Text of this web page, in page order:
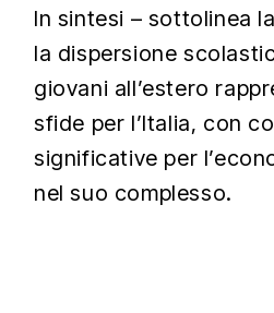
In sintesi – sottolinea
la dispersione
giovani all’estero
sfide per l’Italia, con
significative per
nel suo complesso.